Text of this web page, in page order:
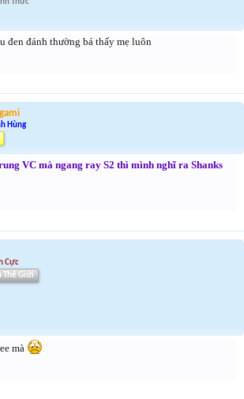
Thức
đen đánh thường bá thấy mẹ luôn
Hùng
VC mà ngang ray S2 thì mình nghĩ ra Shanks
Cực
Thế Giới
mà